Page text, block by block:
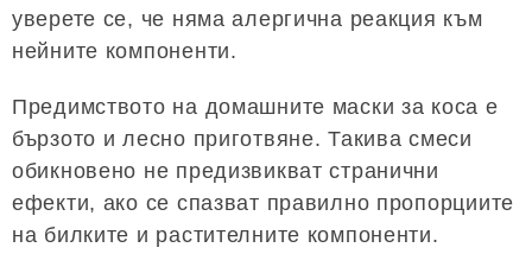
уверете се, че няма алергична реакция към
нейните компоненти.
Предимството на домашните маски за коса е
бързото и лесно приготвяне. Такива смеси
обикновено не предизвикват странични
ефекти, ако се спазват правилно пропорциите
на билките и растителните компоненти.